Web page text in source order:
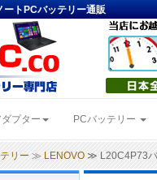
ートPCバッテリー通販
プター PCバッテリー
リー ≫ LENOVO ≫ L20C4P73